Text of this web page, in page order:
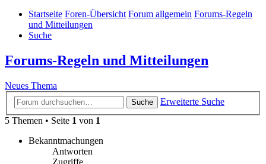
Startseite Foren-Übersicht Forum allgemein Forums-Regeln
und Mitteilungen
Suche
Forums-Regeln und Mitteilungen
Neues Thema
Suche
Erweiterte Suche
5 Themen • Seite 1 von 1
Bekanntmachungen
Antworten
Zugriffe